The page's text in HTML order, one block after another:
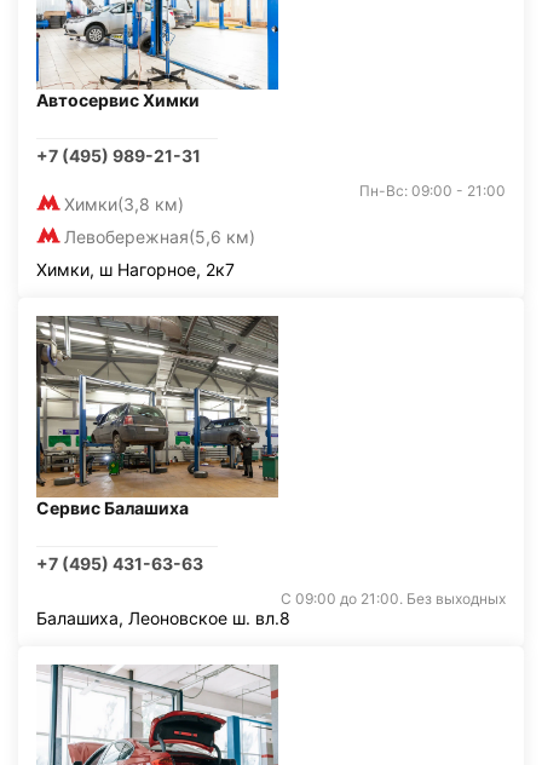
Автосервис Химки
+7 (495) 989-21-31
Химки(3,8 км)
Левобережная(5,6 км)
Пн-Вс: 09:00 - 21:00
Химки, ш Нагорное, 2к7
Сервис Балашиха
+7 (495) 431-63-63
С 09:00 до 21:00. Без выходных
Балашиха, Леоновское ш. вл.8